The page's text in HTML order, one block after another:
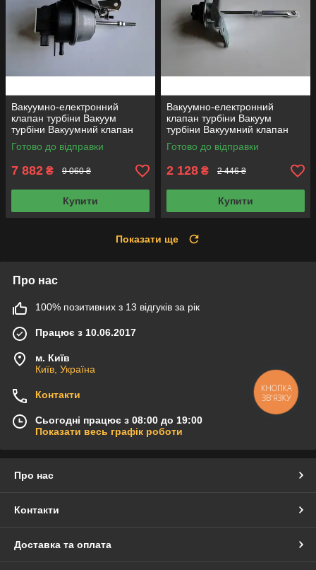
Вакуумно-електронний
клапан турбіни Вакуум
турбіни Вакуумний клапан
турбіни Актуатор ТУРБІН
BV43E-1
Готово до відправки
7 882 ₴ 9 060 ₴
Купити
Вакуумно-електронний
клапан турбіни Вакуум
турбіни Вакуумний клапан
турбіни Актуатор ТУРБІН
GT12-1
Готово до відправки
2 128 ₴ 2 446 ₴
Купити
Показати ще
Про нас
100% позитивних з 13 відгуків за рік
Працює з 10.06.2017
м. Київ
Київ, Україна
Контакти
Сьогодні працює з 08:00 до 19:00
Показати весь графік роботи
Про нас
Контакти
Доставка та оплата
КНОПКА
ЗВ'ЯЗКУ